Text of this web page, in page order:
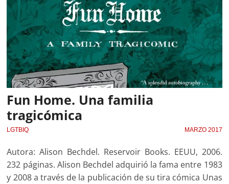
Fun Home. Una familia
tragicómica
LGTBIQ MARZO 2017
Autora: Alison Bechdel. Reservoir Books. EEUU, 2006.
232 páginas. Alison Bechdel adquirió la fama entre 1983
y 2008 a través de la publicación de su tira cómica Unas